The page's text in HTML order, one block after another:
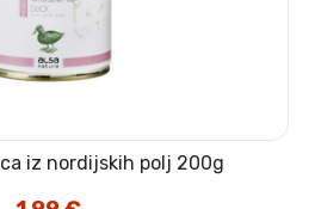
iz nordijskih polj 200g